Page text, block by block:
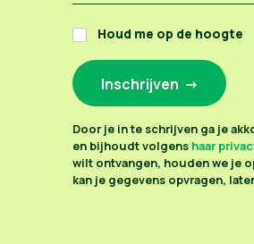
Houd me op de hoogte
Door je in te schrijven ga je
en bijhoudt volgens haar
wilt ontvangen, houden we je
kan je gegevens opvragen,